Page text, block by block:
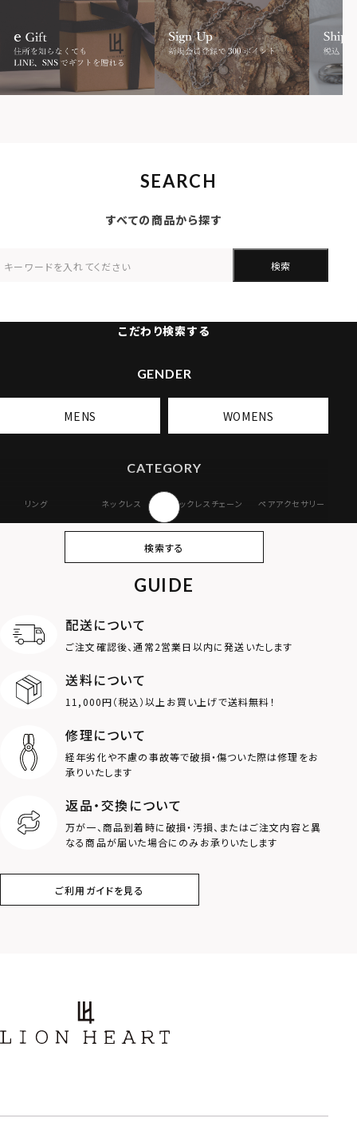
SEARCH
すべての商品から探す
検索
こだわり検索する
GENDER
MENS WOMENS
CATEGORY
リング ネックレス ネックレスチェーン ペアアクセサリー
オンラインストア
ギフトボックス
MOTIF
ダブルリング
ロゴ
クラウン
スター
フラワー
検索する
GUIDE
配送について
ご注文確認後、通常2営業日以内に発送いたします
送料について
11,000円（税込）以上お買い上げで送料無料！
修理について
経年劣化や不慮の事故等で破損・傷ついた際は修理をお
承りいたします
返品・交換について
万が一、商品到着時に破損・汚損、またはご注文内容と異
なる商品が届いた場合にのみお承りいたします
ご利用ガイドを見る